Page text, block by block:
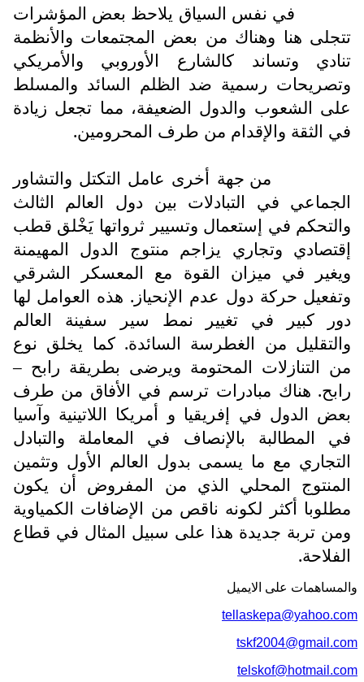
في نفس السياق يلاحظ بعض المؤشرات
تتجلى هنا وهناك من بعض المجتمعات والأنظمة
تنادي وتساند كالشارع الأوروبي والأمريكي
وتصريحات رسمية ضد الظلم السائد والمسلط
على الشعوب والدول الضعيفة، مما تجعل زيادة
في الثقة والإقدام من طرف المحرومين.
من جهة أخرى عامل التكتل والتشاور
الجماعي في التبادلات بين دول العالم الثالث
والتحكم في إستعمال وتسيير ثرواتها يَخْلق قطب
إقتصادي وتجاري يزاجم منتوج الدول المهيمنة
ويغير في ميزان القوة مع المعسكر الشرقي
وتفعيل حركة دول عدم الإنحياز. هذه العوامل لها
دور كبير في تغيير نمط سير سفينة العالم
والتقليل من الغطرسة السائدة. كما يخلق نوع
من التنازلات المحتومة ويرضى بطريقة رابح –
رابح. هناك مبادرات ترسم في الأفاق من طرف
بعض الدول في إفريقيا و أمريكا اللاتينية وآسيا
في المطالبة بالإنصاف في المعاملة والتبادل
التجاري مع ما يسمى بدول العالم الأول وتثمين
المنتوج المحلي الذي من المفروض أن يكون
مطلوبا أكثر لكونه ناقص من الإضافات الكمياوية
ومن تربة جديدة هذا على سبيل المثال في قطاع
الفلاحة.
والمساهمات علی الایمیل
tellaskepa@yahoo.com
tskf2004@gmail.com
telskof@hotmail.com